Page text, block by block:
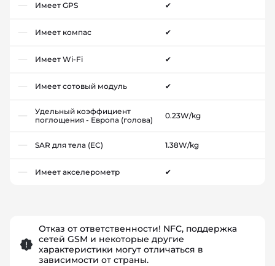
Имеет GPS ✔
Имеет компас ✔
Имеет Wi-Fi ✔
Имеет сотовый модуль ✔
Удельный коэффициент
поглощения - Европа (голова)
0.23W/kg
SAR для тела (ЕС) 1.38W/kg
Имеет акселерометр ✔
Отказ от ответственности! NFC, поддержка
сетей GSM и некоторые другие
характеристики могут отличаться в
зависимости от страны.